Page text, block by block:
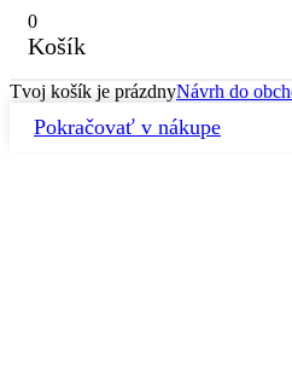
0
Košík
Tvoj košík je prázdnyNávrh do
Pokračovať v nákupe